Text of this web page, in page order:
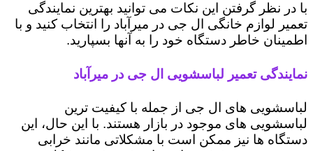
با در نظر گرفتن این نکات می توانید بهترین نمایندگی
تعمیر لوازم خانگی ال جی در میرآباد را انتخاب کنید و با
اطمینان خاطر دستگاه خود را به آنها بسپارید.
نمایندگی تعمیر لباسشویی ال جی در میرآباد
لباسشویی های ال جی از جمله با کیفیت ترین
لباسشویی های موجود در بازار هستند. با این حال، این
دستگاه ها نیز ممکن است با مشکلاتی مانند خرابی